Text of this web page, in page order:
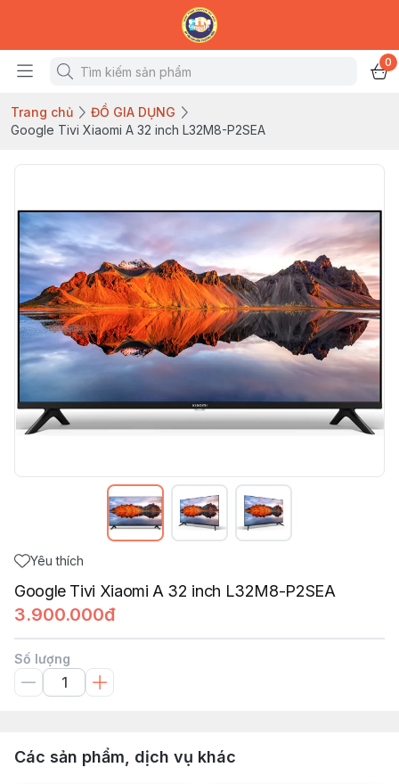
0
Trang chủ
ĐỒ GIA DỤNG
Google Tivi Xiaomi A 32 inch L32M8-P2SEA
Yêu thích
Google Tivi Xiaomi A 32 inch L32M8-P2SEA
3.900.000đ
Số lượng
Các sản phẩm, dịch vụ khác